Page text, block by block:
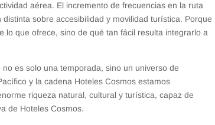
aérea. El incremento de frecuencias en la ruta
sobre accesibilidad y movilidad turística. Porque
lo que ofrece, sino de qué tan fácil resulta integrarlo a
es solo una temporada, sino un universo de
y la cadena Hoteles Cosmos estamos
riqueza natural, cultural y turística, capaz de
de Hoteles Cosmos.